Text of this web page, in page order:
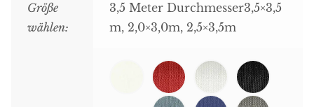
Größe
wählen:
3,5 Meter Durchmesser3,5×3,5
m, 2,0×3,0m, 2,5×3,5m